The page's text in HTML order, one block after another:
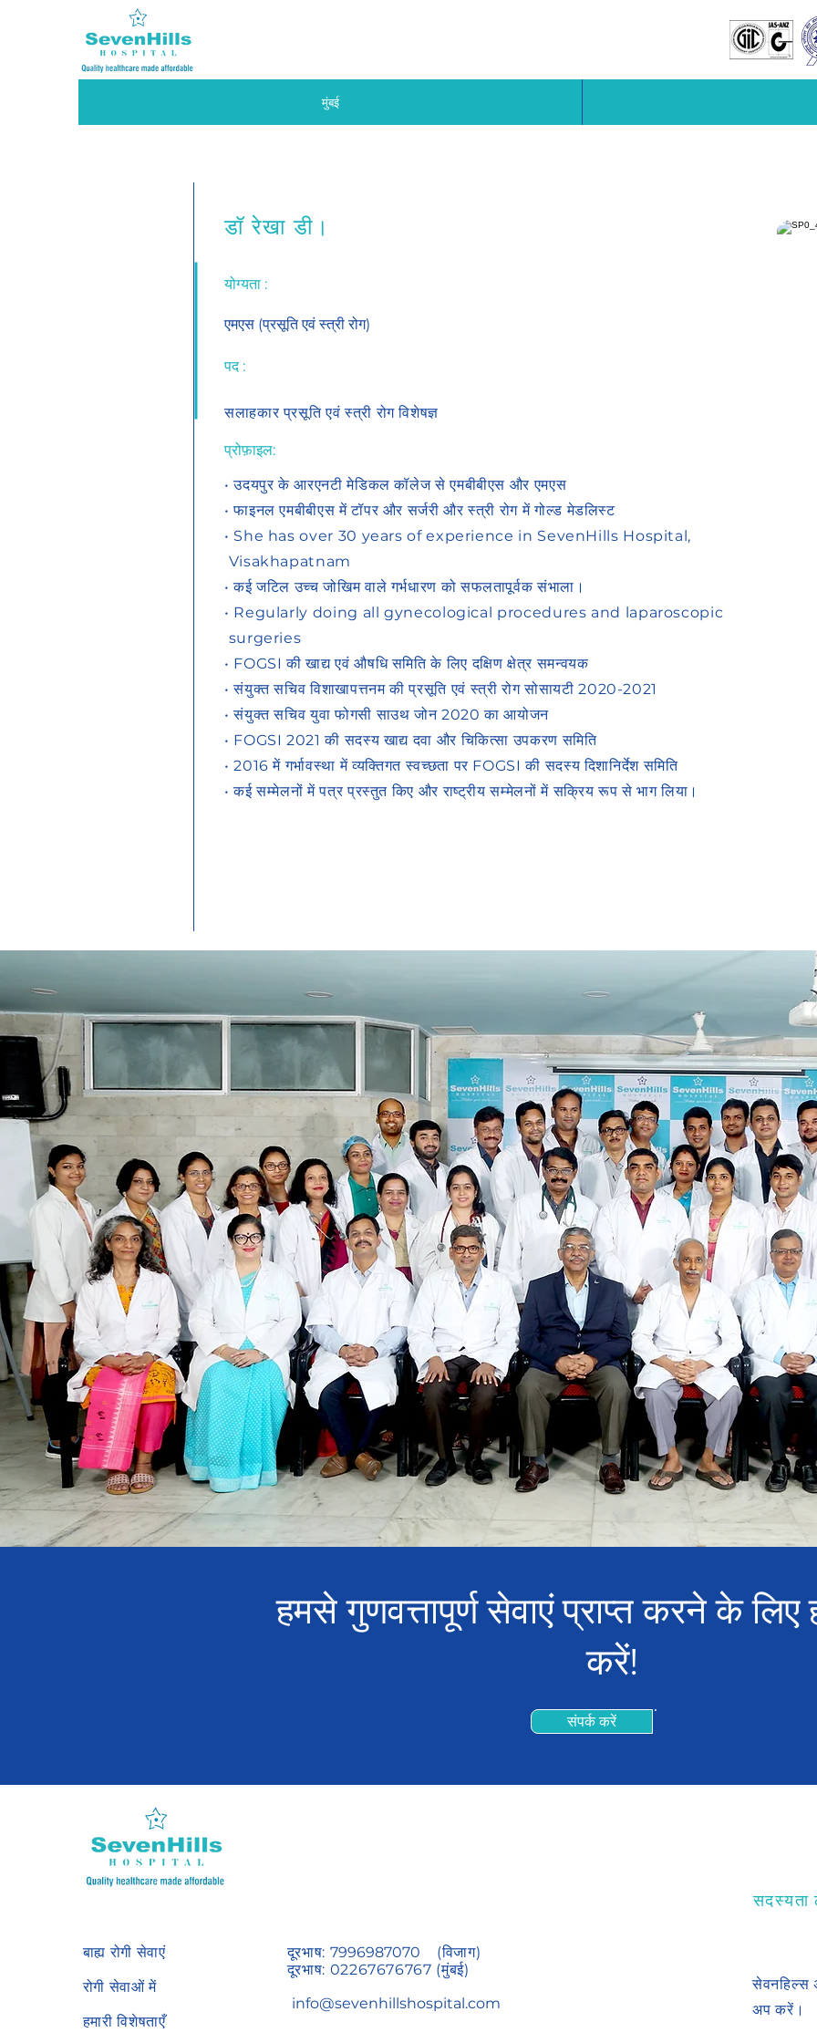
मुंबई
डॉ रेखा डी।
योग्यता :
एमएस (प्रसूति एवं स्त्री रोग)
पद :
सलाहकार प्रसूति एवं स्त्री रोग विशेषज्ञ
प्रोफ़ाइल:
• उदयपुर के आरएनटी मेडिकल कॉलेज से एमबीबीएस और एमएस
• फाइनल एमबीबीएस में टॉपर और सर्जरी और स्त्री रोग में गोल्ड मेडलिस्ट
• She has over 30 years of experience in SevenHills Hospital,
Visakhapatnam
• कई जटिल उच्च जोखिम वाले गर्भधारण को सफलतापूर्वक संभाला।
• Regularly doing all gynecological procedures and laparoscopic
surgeries
• FOGSI की खाद्य एवं औषधि समिति के लिए दक्षिण क्षेत्र समन्वयक
• संयुक्त सचिव विशाखापत्तनम की प्रसूति एवं स्त्री रोग सोसायटी 2020-2021
• संयुक्त सचिव युवा फोगसी साउथ जोन 2020 का आयोजन
• FOGSI 2021 की सदस्य खाद्य दवा और चिकित्सा उपकरण समिति
• 2016 में गर्भावस्था में व्यक्तिगत स्वच्छता पर FOGSI की सदस्य दिशानिर्देश समिति
• कई सम्मेलनों में पत्र प्रस्तुत किए और राष्ट्रीय सम्मेलनों में सक्रिय रूप से भाग लिया।
हमसे गुणवत्तापूर्ण सेवाएं प्राप्त करने के
करें!
संपर्क करें
बाह्य रोगी सेवाएं
रोगी सेवाओं में
हमारी विशेषताएँ
दूरभाष: 7996987070
(विजाग)
दूरभाष: 02267676767 (मुंबई)
info@sevenhillshospital.com
सदस्यता
सेवनहिल्स
अप करें।